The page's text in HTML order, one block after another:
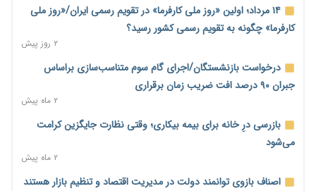
خانه کارگر قزوین: شکاف دستمزد و هزینه معیشت هر روز عمیق‌تر
می‌شود
۱ روز پیش
رئیس سازمان امور مالیاتی: بلاگرهای پردرآمد مشمول پرداخت
مالیات هستند
۱ روز پیش
پیش‌بینی افزایش تولید برنج؛ نیاز وارداتی کشور به ۵۰۰ هزار تن
کاهش می‌یابد
۱ روز پیش
امضای تفاهم‌نامه تجاری ایران و پاکستان؛ هدف‌گذاری تجارت ۱۰
۱۴ مرداد؛ اولین «روز ملی کارفرما» در تقویم رسمی ایران/«روز ملی
کارفرما» چگونه به تقویم رسمی کشور رسید؟
۲ روز پیش
درخواست بازنشستگان/اجرای گام سوم متناسب‌سازی براساس
جبران ۹۰ درصد افت ضریب زمان برقراری
۲ ماه پیش
بازرسی درِ خانه برای بیمه بیکاری؛ وقتی نظارت جایگزین کرامت
می‌شود
۲ ماه پیش
اصناف بازوی توانمند دولت در مدیریت اقتصاد و تنظیم بازار هستند